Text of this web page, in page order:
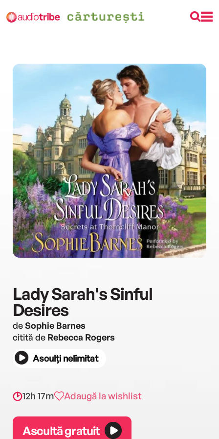
Lady Sarah's Sinful
Desires
deSophie Barnes
citită de Rebecca Rogers
Asculți nelimitat
12h 17m Adaugă la wishlist
Ascultă gratuit